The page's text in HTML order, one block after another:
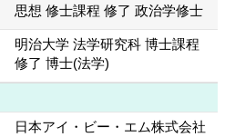
思想 修士課程 修了 政治学修士
明治大学 法学研究科 博士課程
修了 博士(法学)
日本アイ・ビー・エム株式会社